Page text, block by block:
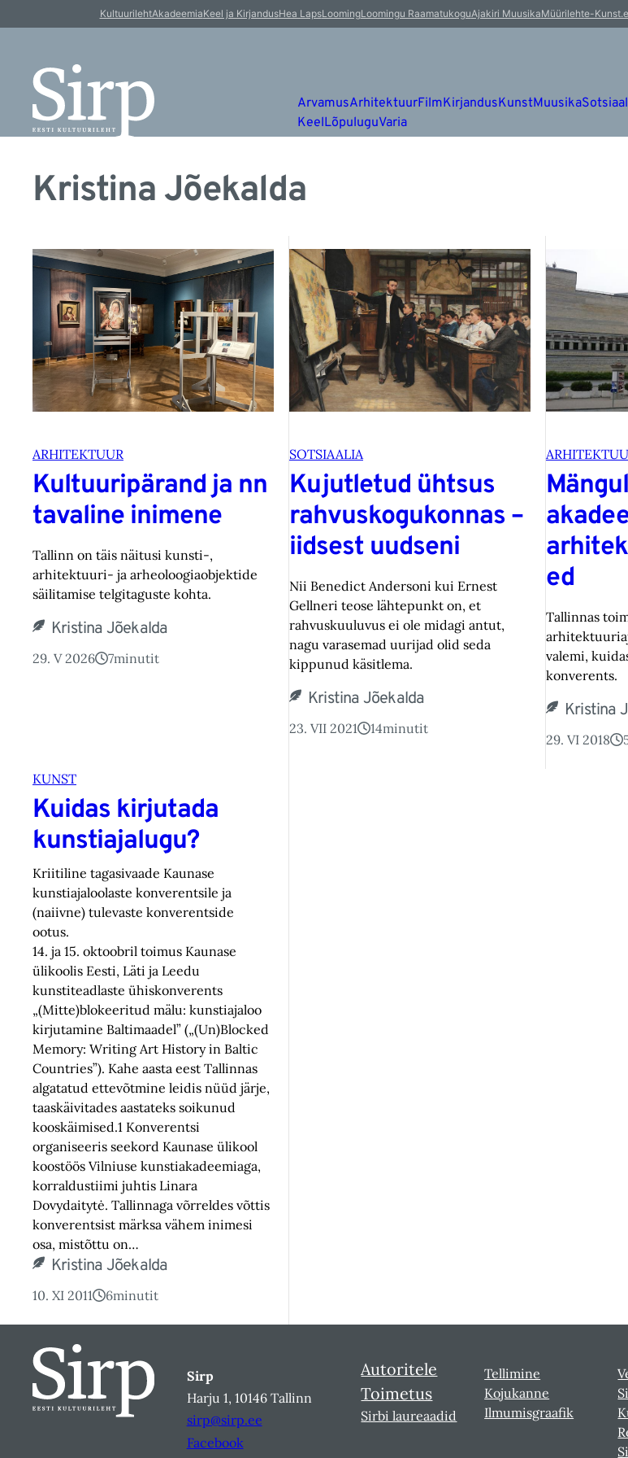
KultuurilehtAkadeemiaKeel ja KirjandusHea LapsLoomingLoomingu RaamatukoguAjakiri MuusikaMüürilehte-
ArvamusArhitektuurFilmKirjandusKunstMuusika
KeelLõpuluguVaria
Kristina Jõekalda
ARHITEKTUUR
Kultuuripärand ja nn
tavaline inimene
Tallinn on täis näitusi kunsti-,
arhitektuuri- ja arheoloogiaobjektide
säilitamise telgitaguste kohta.
Kristina Jõekalda
29. V 2026 7minutit
SOTSIAALIA
Kujutletud ühtsus
rahvuskogukonnas –
iidsest uudseni
Nii Benedict Andersoni kui Ernest
Gellneri teose lähtepunkt on, et
rahvuskuuluvus ei ole midagi antut,
nagu varasemad uurijad olid seda
kippunud käsitlema.
Kristina Jõekalda
23. VII 2021 14minutit
ed
Tallinnas
valemi,
konverents.
Kristina
29. VI 2018
KUNST
Kuidas kirjutada
kunstiajalugu?
Kriitiline tagasivaade Kaunase
kunstiajaloolaste konverentsile ja
(naiivne) tulevaste konverentside
ootus.
14. ja 15. oktoobril toimus Kaunase
ülikoolis Eesti, Läti ja Leedu
kunstiteadlaste ühiskonverents
„(Mitte)blokeeritud mälu: kunstiajaloo
kirjutamine Baltimaadel” („(Un)Blocked
Memory: Writing Art History in Baltic
Countries”). Kahe aasta eest Tallinnas
algatatud ettevõtmine leidis nüüd järje,
taaskäivitades aastateks soikunud
kooskäimised.1 Konverentsi
organiseeris seekord Kaunase ülikool
koostöös Vilniuse kunstiakadeemiaga,
korraldustiimi juhtis Linara
Dovydaitytė. Tallinnaga võrreldes võttis
konverentsist märksa vähem inimesi
osa, mistõttu on…
Kristina Jõekalda
10. XI 2011 6minutit
Sirp
Harju 1, 10146 Tallinn
sirp@sirp.ee
Facebook
Autoritele
Toimetus
Sirbi laureaadid
Tellimine
Kojukanne
Ilmumisgraafik